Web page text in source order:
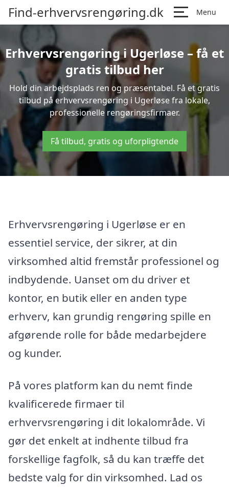
Find-erhvervsrengøring.dk Menu
Erhvervsrengøring i Ugerløse – få et
gratis tilbud her
Hold din arbejdsplads ren og præsentabel. Få et gratis
tilbud på erhvervsrengøring i Ugerløse fra lokale,
professionelle rengøringsfirmaer.
Få tilbud, gratis og uforpligtende
Erhvervsrengøring i Ugerløse er en
essentiel service, der sikrer, at din
virksomhed altid fremstår professionel og
indbydende. Uanset om du driver et
kontor, en butik eller en anden type
erhverv, kan grundig rengøring spille en
afgørende rolle for både medarbejdere
og kunder.
På vores platform kan du nemt finde
kvalificerede firmaer til
erhvervsrengøring i dit lokalområde. Vi
gør det enkelt at indhente tilbud fra
forskellige fagfolk, så du kan træffe det
bedste valg for din virksomhed. Lad os